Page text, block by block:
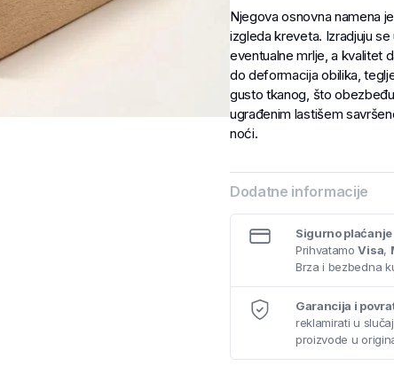
Njegova osnovna namena
izgleda kreveta. Izradjuju
eventualne mrlje, a kvalitet
do deformacija obilika,
gusto tkanog, što
ugrađenim lastišem
noći.
Dodatne informacije
Sigurno
PrihvatamoVisa,
Brza i bezbedna
Garancija i
reklamirati u
proizvode u